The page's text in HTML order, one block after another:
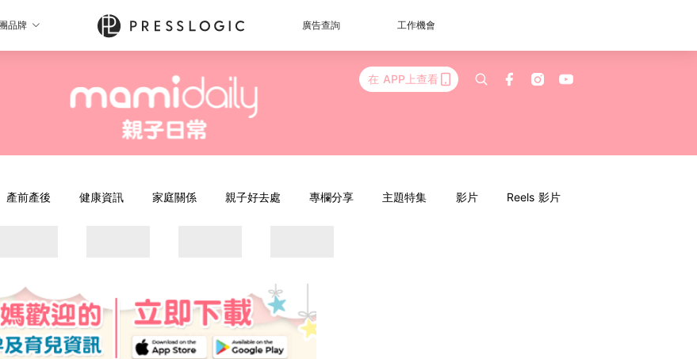
品牌 廣告查詢 工作機會
在 APP上查看
產前產後 健康資訊 家庭關係 親子好去處 專欄分享 主題特集 影片 Reels 影片